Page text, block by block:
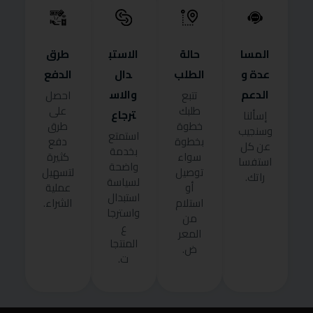
المسا
عدة و
الدعم
إسألنا
وسنجيب
عن كل
استفسا
راتك.
حالة
الطلب
تتبع
طلبك
خطوة
بخطوة
سواء
توصيل
أو
استلام
من
المعر
ض.
الاستب
دال
والاس
ترجاع
استمتع
بخدمة
واضحة
لسياسة
استبدال
واسترجا
ع
المنتجا
ت.
طرق
الدفع
احصل
على
طرق
دفع
كثيرة
لتسهيل
عملية
الشراء.